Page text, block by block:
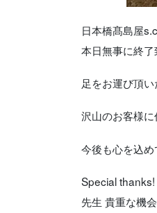
日本橋髙島屋
本日無事に終了
足をお運び頂
沢山のお客様に
今後も心を込め
Special thanks!
先生 貴重な機